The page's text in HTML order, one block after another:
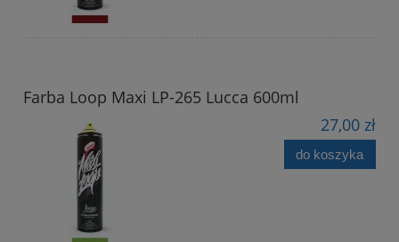
Farba Loop Maxi LP-265 Lucca 600ml
27,00 zł
do koszyka